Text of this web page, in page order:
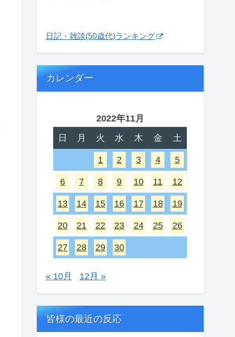
日記・雑談(50歳代)ランキング
カレンダー
2022年11月
日
月 火 水 木 金 土
1 2 3 4 5
6 7 8 9 10 11 12
13 14 15 16 17 18 19
20 21 22 23 24 25 26
27 28 29 30
« 10月 12月 »
皆様の最近の反応